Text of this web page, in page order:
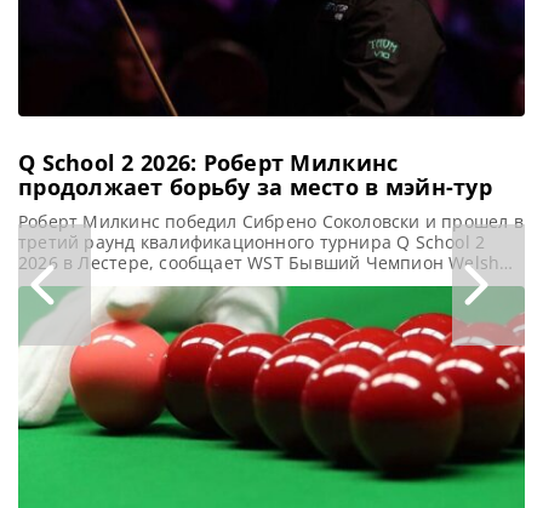
Кайреном Уилсоном
и одержал
уверенную
Q School 2 2026: Роберт Милкинс
продолжает борьбу за место в мэйн-тур
Роберт Милкинс победил Сибрено Соколовски и прошел в
третий раунд квалификационного турнира Q School 2
2026 в Лестере, сообщает WST Бывший Чемпион Welsh
Open Роберт Милкинс сохранил шансы на возвращение в
мейн-тур, успешно выступив вчера на Q School 2 2026. В
матче, проходившем в Лестере, он одержал победу над
бельгийским спортсменом Сибреном Соколовски со
счетом